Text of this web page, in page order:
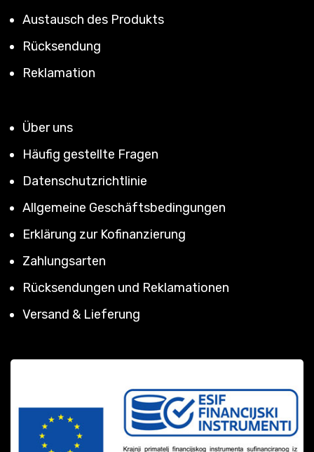
Austausch des Produkts
Rücksendung
Reklamation
Über uns
Häufig gestellte Fragen
Datenschutzrichtlinie
Allgemeine Geschäftsbedingungen
Erklärung zur Kofinanzierung
Zahlungsarten
Rücksendungen und Reklamationen
Versand & Lieferung